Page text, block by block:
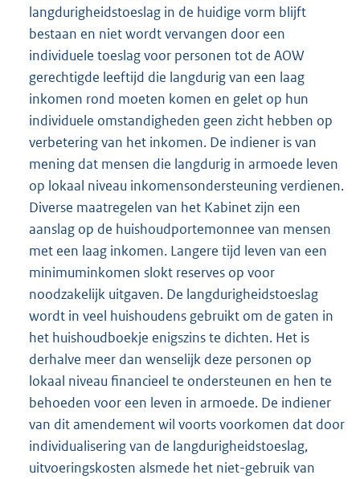
langdurigheidstoeslag in de huidige vorm blijft
bestaan en niet wordt vervangen door een
individuele toeslag voor personen tot de AOW
gerechtigde leeftijd die langdurig van een laag
inkomen rond moeten komen en gelet op hun
individuele omstandigheden geen zicht hebben op
verbetering van het inkomen. De indiener is van
mening dat mensen die langdurig in armoede leven
op lokaal niveau inkomensondersteuning verdienen.
Diverse maatregelen van het Kabinet zijn een
aanslag op de huishoudportemonnee van mensen
met een laag inkomen. Langere tijd leven van een
minimuminkomen slokt reserves op voor
noodzakelijk uitgaven. De langdurigheidstoeslag
wordt in veel huishoudens gebruikt om de gaten in
het huishoudboekje enigszins te dichten. Het is
derhalve meer dan wenselijk deze personen op
lokaal niveau financieel te ondersteunen en hen te
behoeden voor een leven in armoede. De indiener
van dit amendement wil voorts voorkomen dat door
individualisering van de langdurigheidstoeslag,
uitvoeringskosten alsmede het niet-gebruik van